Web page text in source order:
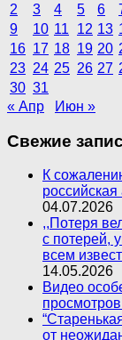
2
3 4 5 6
9
10 11 12 13
16 17 18 19 20
23 24 25 26 27
30 31
« Апр
Июн »
Свежие
К
04.07.2026
,,Потеря
с потерей,
всем
14.05.2026
Видео
от